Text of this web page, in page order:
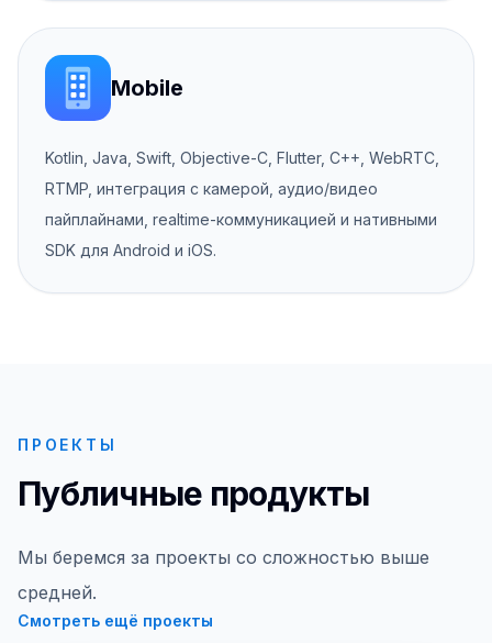
Mobile
Kotlin, Java, Swift, Objective-C, Flutter, C++, WebRTC,
RTMP, интеграция с камерой, аудио/видео
пайплайнами, realtime-коммуникацией и нативными
SDK для Android и iOS.
ПРОЕКТЫ
Публичные продукты
Мы беремся за проекты со сложностью выше
средней.
Смотреть ещё проекты